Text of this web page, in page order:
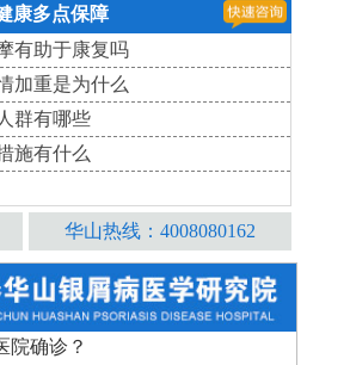
康多点保障
有助于康复吗
加重是为什么
群有哪些
施有什么
华山热线：4008080162
院确诊？